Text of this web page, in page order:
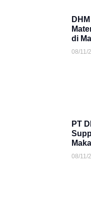
di
08/11/
PT
08/11/